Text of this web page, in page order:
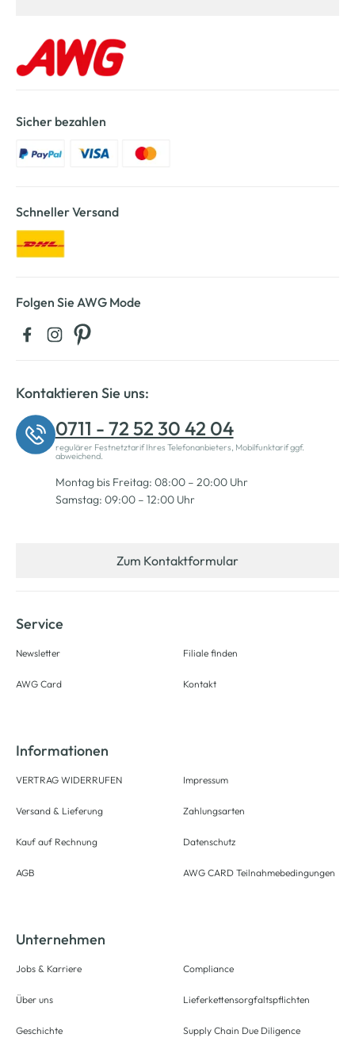
Sicher bezahlen
Schneller Versand
Folgen Sie AWG Mode
Kontaktieren Sie uns:
0711 - 72 52 30 42 04
regulärer Festnetztarif Ihres Telefonanbieters, Mobilfunktarif ggf.
abweichend.
Montag bis Freitag: 08:00 – 20:00 Uhr
Samstag: 09:00 – 12:00 Uhr
Zum Kontaktformular
Service
Newsletter
AWG Card
Filiale finden
Kontakt
Informationen
VERTRAG WIDERRUFEN
Versand & Lieferung
Kauf auf Rechnung
AGB
Impressum
Zahlungsarten
Datenschutz
AWG CARD Teilnahmebedingungen
Unternehmen
Jobs & Karriere
Über uns
Geschichte
Compliance
Lieferkettensorgfaltspflichten
Supply Chain Due Diligence